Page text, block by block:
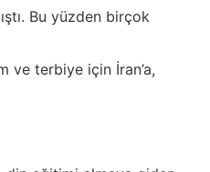
Bu yüzden birçok
ve terbiye için İran’a,